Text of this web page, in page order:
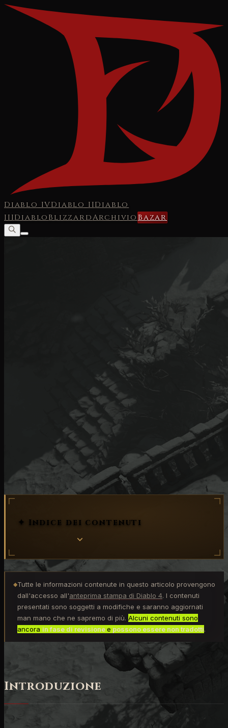
Diablo IVDiablo IIDiablo
IIIDiabloBlizzardArchivioBazar
Approfondimenti
✦ Indice dei contenuti
◆Tutte le informazioni contenute in questo articolo provengono
dall'accesso all'anteprima stampa di Diablo 4. I contenuti
presentati sono soggetti a modifiche e saranno aggiornati
man mano che ne sapremo di più. Alcuni contenuti sono
ancora in fase di revisionee possono essere non tradotti.
Introduzione
Nei giochi di ruolo multigiocatore, il commercio è